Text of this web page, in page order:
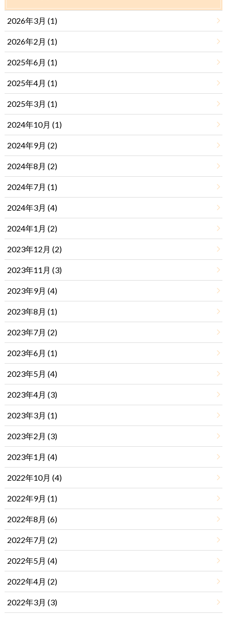
2026年3月 (1)
2026年2月 (1)
2025年6月 (1)
2025年4月 (1)
2025年3月 (1)
2024年10月 (1)
2024年9月 (2)
2024年8月 (2)
2024年7月 (1)
2024年3月 (4)
2024年1月 (2)
2023年12月 (2)
2023年11月 (3)
2023年9月 (4)
2023年8月 (1)
2023年7月 (2)
2023年6月 (1)
2023年5月 (4)
2023年4月 (3)
2023年3月 (1)
2023年2月 (3)
2023年1月 (4)
2022年10月 (4)
2022年9月 (1)
2022年8月 (6)
2022年7月 (2)
2022年5月 (4)
2022年4月 (2)
2022年3月 (3)